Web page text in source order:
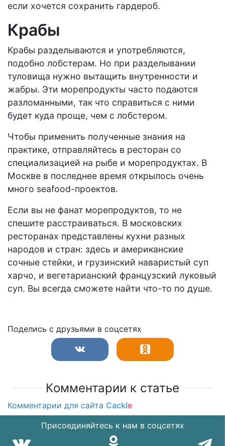
если хочется сохранить гардероб.
Крабы
Крабы разделываются и употребляются,
подобно лобстерам. Но при разделывании
туловища нужно вытащить внутренности и
жабры. Эти морепродукты часто подаются
разломанными, так что справиться с ними
будет куда проще, чем с лобстером.
Чтобы применить полученные знания на
практике, отправляйтесь в ресторан со
специализацией на рыбе и морепродуктах. В
Москве в последнее время открылось очень
много seafood-проектов.
Если вы не фанат морепродуктов, то не
спешите расстраиваться. В московских
ресторанах представлены кухни разных
народов и стран: здесь и американские
сочные стейки, и грузинский наваристый суп
харчо, и вегетарианский французский луковый
суп. Вы всегда сможете найти что-то по душе.
Поделись с друзьями в соцсетях
Комментарии к статье
Комментарии для сайта Cackle
Присоединяйтесь к нам в соцсетях